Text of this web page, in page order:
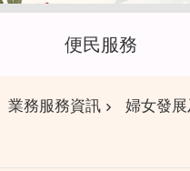
便民服務
業務服務資訊 婦女發